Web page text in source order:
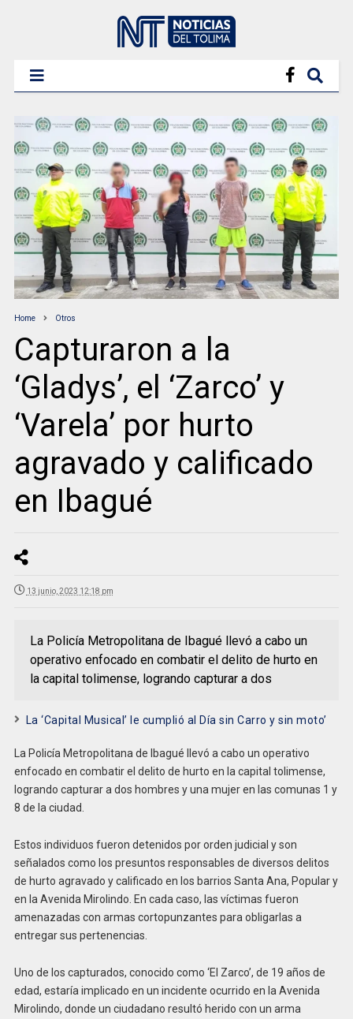
Home Otros
Capturaron a la
‘Gladys’, el ‘Zarco’ y
‘Varela’ por hurto
agravado y calificado
en Ibagué
13 junio, 2023 12:18 pm
La Policía Metropolitana de Ibagué llevó a cabo un
operativo enfocado en combatir el delito de hurto en
la capital tolimense, logrando capturar a dos
La ‘Capital Musical’ le cumplió al Día sin Carro y sin moto’
La Policía Metropolitana de Ibagué llevó a cabo un operativo
enfocado en combatir el delito de hurto en la capital tolimense,
logrando capturar a dos hombres y una mujer en las comunas 1 y
8 de la ciudad.
Estos individuos fueron detenidos por orden judicial y son
señalados como los presuntos responsables de diversos delitos
de hurto agravado y calificado en los barrios Santa Ana, Popular y
en la Avenida Mirolindo. En cada caso, las víctimas fueron
amenazadas con armas cortopunzantes para obligarlas a
entregar sus pertenencias.
Uno de los capturados, conocido como ‘El Zarco’, de 19 años de
edad, estaría implicado en un incidente ocurrido en la Avenida
Mirolindo, donde un ciudadano resultó herido con un arma